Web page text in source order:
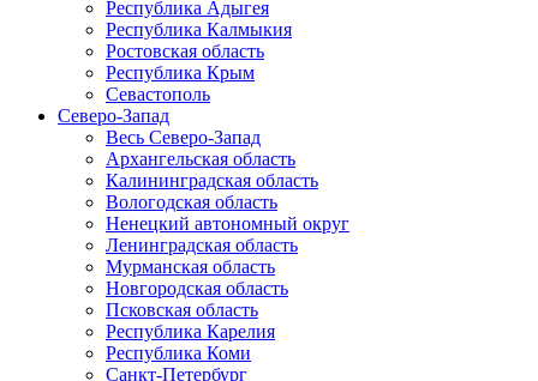
Республика Адыгея
Республика Калмыкия
Ростовская область
Республика Крым
Севастополь
Северо-Запад
Весь Северо-Запад
Архангельская область
Калининградская область
Вологодская область
Ненецкий автономный округ
Ленинградская область
Мурманская область
Новгородская область
Псковская область
Республика Карелия
Республика Коми
Санкт-Петербург